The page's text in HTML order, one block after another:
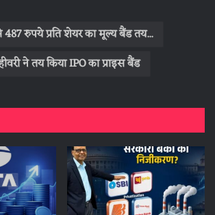
रुपये प्रति शेयर का मूल्य बैंड तय...
ने तय किया IPO का प्राइस बैंड